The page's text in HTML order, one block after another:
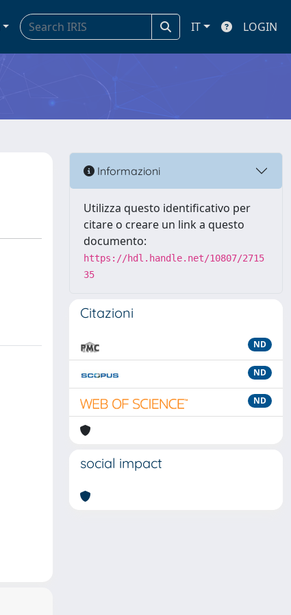
IT LOGIN
Informazioni
Utilizza questo identificativo per
citare o creare un link a questo
documento:
https://hdl.handle.net/10807/2715
35
Citazioni
ND
ND
ND
social impact